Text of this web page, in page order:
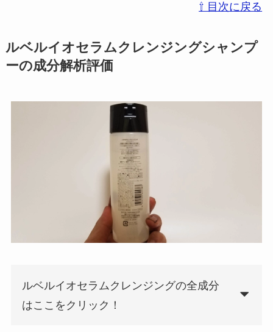
⇧ 目次に戻る
ルベルイオセラムクレンジングシャンプ
ーの成分解析評価
ルベルイオセラムクレンジングの全成分
はここをクリック！